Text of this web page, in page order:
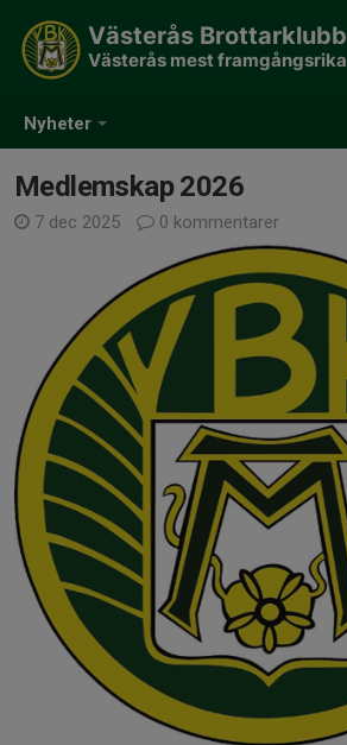
Nyheter
Västerås Brottarklubb
Medlemskap 2026
7 dec 2025 0 kommentarer